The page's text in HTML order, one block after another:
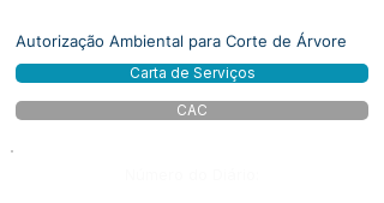
Autorização Ambiental para Corte de Árvore
Carta de Serviços
CAC